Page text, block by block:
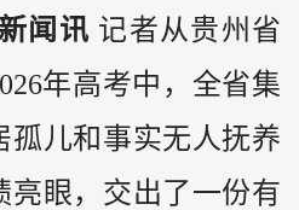
闻讯 记者从贵州 省
年高考中，全省集
孤儿和事实无人抚养
亮眼，交出了一份有